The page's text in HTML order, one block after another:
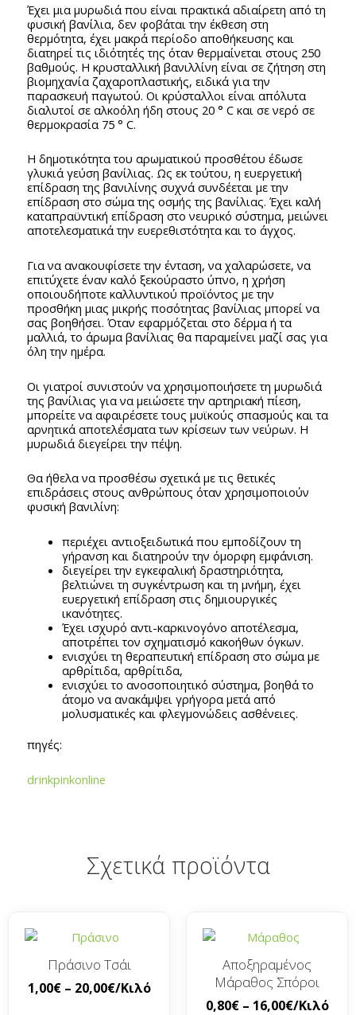
Έχει μια μυρωδιά που είναι πρακτικά αδιαίρετη από τη
φυσική βανίλια, δεν φοβάται την έκθεση στη
θερμότητα, έχει μακρά περίοδο αποθήκευσης και
διατηρεί τις ιδιότητές της όταν θερμαίνεται στους 250
βαθμούς. Η κρυσταλλική βανιλλίνη είναι σε ζήτηση στη
βιομηχανία ζαχαροπλαστικής, ειδικά για την
παρασκευή παγωτού. Οι κρύσταλλοι είναι απόλυτα
διαλυτοί σε αλκοόλη ήδη στους 20 ° C και σε νερό σε
θερμοκρασία 75 ° C.
Η δημοτικότητα του αρωματικού προσθέτου έδωσε
γλυκιά γεύση βανίλιας. Ως εκ τούτου, η ευεργετική
επίδραση της βανιλίνης συχνά συνδέεται με την
επίδραση στο σώμα της οσμής της βανίλιας. Έχει καλή
καταπραϋντική επίδραση στο νευρικό σύστημα, μειώνει
αποτελεσματικά την ευερεθιστότητα και το άγχος.
Για να ανακουφίσετε την ένταση, να χαλαρώσετε, να
επιτύχετε έναν καλό ξεκούραστο ύπνο, η χρήση
οποιουδήποτε καλλυντικού προϊόντος με την
προσθήκη μιας μικρής ποσότητας βανίλιας μπορεί να
σας βοηθήσει. Όταν εφαρμόζεται στο δέρμα ή τα
μαλλιά, το άρωμα βανίλιας θα παραμείνει μαζί σας για
όλη την ημέρα.
Οι γιατροί συνιστούν να χρησιμοποιήσετε τη μυρωδιά
της βανίλιας για να μειώσετε την αρτηριακή πίεση,
μπορείτε να αφαιρέσετε τους μυϊκούς σπασμούς και τα
αρνητικά αποτελέσματα των κρίσεων των νεύρων. Η
μυρωδιά διεγείρει την πέψη.
Θα ήθελα να προσθέσω σχετικά με τις θετικές
επιδράσεις στους ανθρώπους όταν χρησιμοποιούν
φυσική βανιλίνη:
περιέχει αντιοξειδωτικά που εμποδίζουν τη
γήρανση και διατηρούν την όμορφη εμφάνιση.
διεγείρει την εγκεφαλική δραστηριότητα,
βελτιώνει τη συγκέντρωση και τη μνήμη, έχει
ευεργετική επίδραση στις δημιουργικές
ικανότητες.
Έχει ισχυρό αντι-καρκινογόνο αποτέλεσμα,
αποτρέπει τον σχηματισμό κακοήθων όγκων.
ενισχύει τη θεραπευτική επίδραση στο σώμα με
αρθρίτιδα, αρθρίτιδα,
ενισχύει το ανοσοποιητικό σύστημα, βοηθά το
άτομο να ανακάμψει γρήγορα μετά από
μολυσματικές και φλεγμονώδεις ασθένειες.
πηγές:
drinkpinkonline
Σχετικά προϊόντα
Πράσινο Τσάι
1,00€ – 20,00€/Κιλό
Αποξηραμένος
Μάραθος Σπόροι
0,80€ – 16,00€/Κιλό